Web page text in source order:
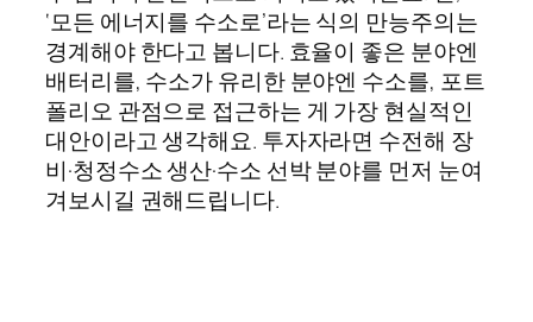
‘모든 에너지를 수소로’라는 식의 만능주의는
경계해야 한다고 봅니다. 효율이 좋은 분야엔
배터리를, 수소가 유리한 분야엔 수소를, 포트
폴리오 관점으로 접근하는 게 가장 현실적인
대안이라고 생각해요. 투자자라면 수전해 장
비·청정수소 생산·수소 선박 분야를 먼저 눈여
겨보시길 권해드립니다.